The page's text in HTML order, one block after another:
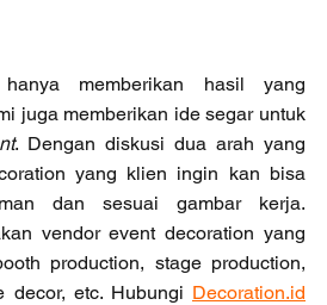
memberikan hasil yang
. Dengan diskusi dua arah yang
yang klien ingin kan bisa
vendor event decoration yang
production, stage production,
decor, etc. Hubungi Decoration.id